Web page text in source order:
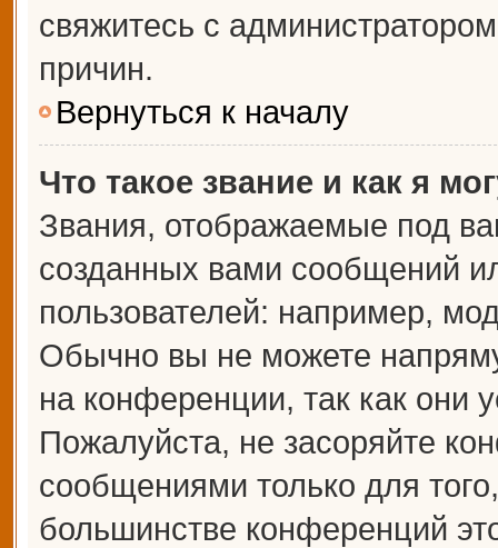
свяжитесь с
причин.
Вернуться к началу
Что такое звание и как я
Звания, отображаемые под
созданных вами сообщений
пользователей: например,
Обычно вы не можете
на конференции, так как они
Пожалуйста, не засоряйте
сообщениями только для
большинстве конференций